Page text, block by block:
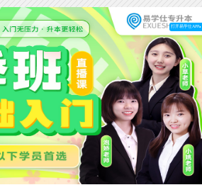
打开易学仕APP